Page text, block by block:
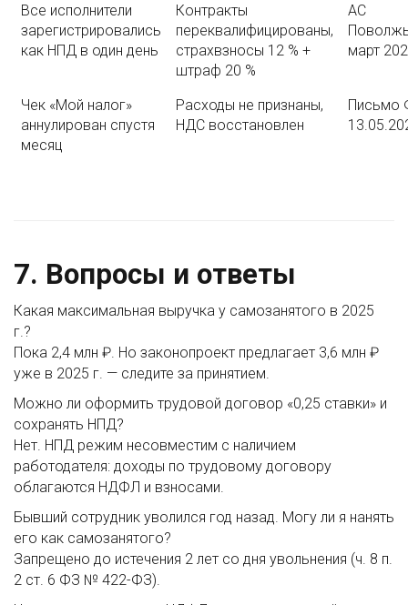
Все исполнители
зарегистрировались
как НПД в один день
Контракты
переквалифицированы,
страхвзносы 12 % +
штраф 20 %
АС
март
Чек «Мой налог»
аннулирован спустя
месяц
Расходы не признаны,
НДС восстановлен
Письмо
7. Вопросы и ответы
Какая максимальная выручка у самозанятого в 2025
г.?
Пока 2,4 млн ₽. Но законопроект предлагает 3,6 млн ₽
уже в 2025 г. — следите за принятием.
Можно ли оформить трудовой договор «0,25 ставки» и
сохранять НПД?
Нет. НПД режим несовместим с наличием
работодателя: доходы по трудовому договору
облагаются НДФЛ и взносами.
Бывший сотрудник уволился год назад. Могу ли я нанять
его как самозанятого?
Запрещено до истечения 2 лет со дня увольнения (ч. 8 п.
2 ст. 6 ФЗ № 422-ФЗ).